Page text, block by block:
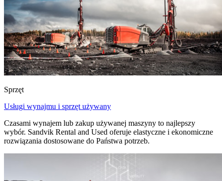
Sprzęt
Usługi wynajmu i sprzęt używany
Czasami wynajem lub zakup używanej maszyny to najlepszy
wybór. Sandvik Rental and Used oferuje elastyczne i ekonomiczne
rozwiązania dostosowane do Państwa potrzeb.